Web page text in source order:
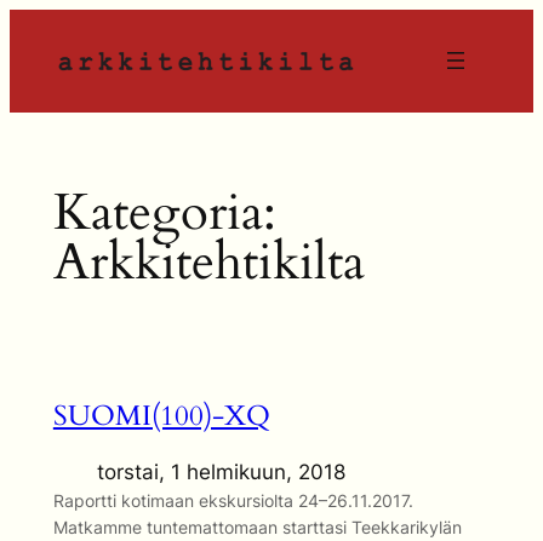
sisältöön
Kategoria:
Arkkitehtikilta
SUOMI(100)-XQ
torstai, 1 helmikuun, 2018
Raportti kotimaan ekskursiolta 24–26.11.2017.
Matkamme tuntemattomaan starttasi Teekkarikylän